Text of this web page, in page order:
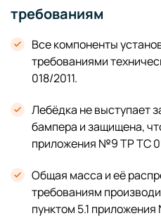
требованиям
Все компоненты
требованиями
018/2011.
Лебёдка не выступает
бампера и защищена,
приложения №9 ТР ТС
Общая масса и её
требованиям
пунктом 5.1